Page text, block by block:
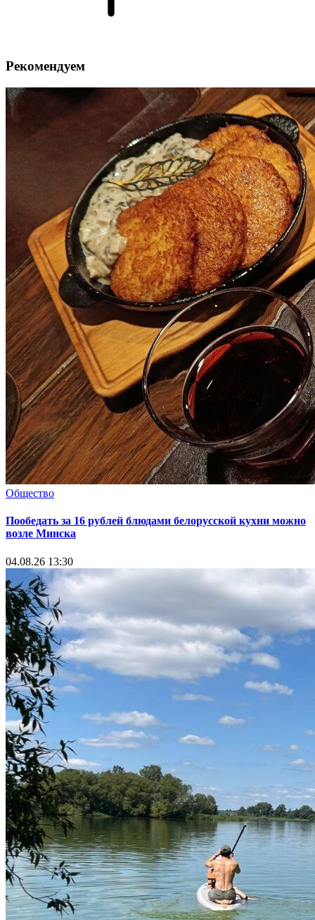
Рекомендуем
Общество
Пообедать за 16 рублей блюдами белорусской кухни можно
возле Минска
04.08.26 13:30